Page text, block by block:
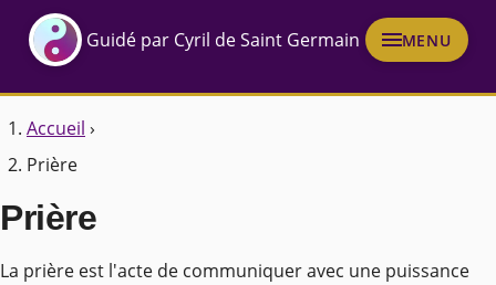
Guidé par Cyril de Saint Germain MENU
Accueil ›
Prière
Prière
La prière est l'acte de communiquer avec une puissance